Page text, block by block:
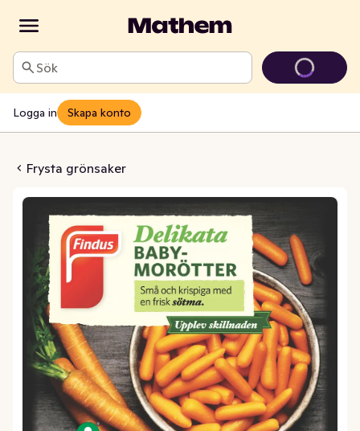
Sök
Logga in Skapa konto
Frysta grönsaker
Frysta